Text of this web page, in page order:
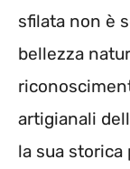
sfilata non è
bellezza
artigianali
la sua